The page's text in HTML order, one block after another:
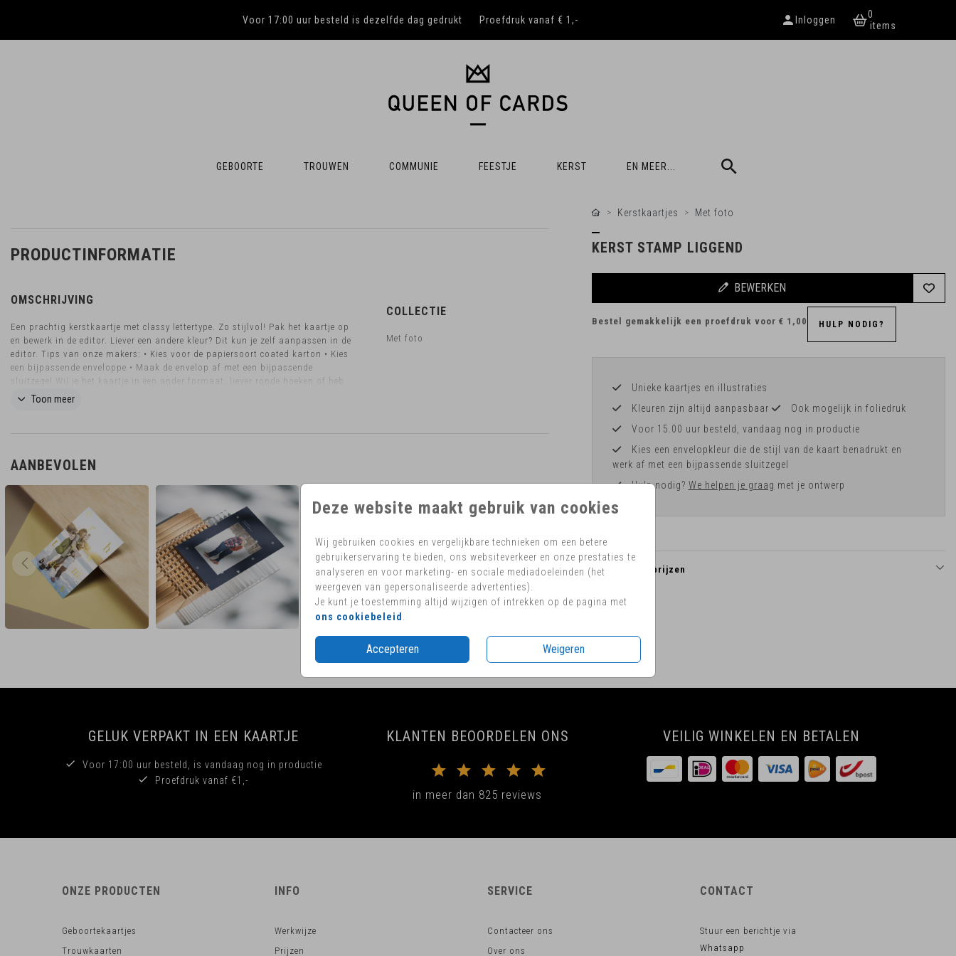
Voor 17:00 uur besteld is dezelfde dag gedrukt Proefdruk vanaf € 1,- Inloggen 0
GEBOORTE TROUWEN COMMUNIE FEESTJE KERST EN MEER...
Deze website maakt gebruik van cookies
Wij gebruiken cookies en vergelijkbare technieken om een betere
gebruikerservaring te bieden, ons websiteverkeer en onze prestaties te
analyseren en voor marketing- en sociale mediadoeleinden (het
weergeven van gepersonaliseerde advertenties).
Je kunt je toestemming altijd wijzigen of intrekken op de pagina met
ons cookiebeleid
Accepteren Weigeren
PRODUCTINFORMATIE
OMSCHRIJVING
Een prachtig kerstkaartje met classy lettertype. Zo stijlvol! Pak het kaartje op
en bewerk in de editor. Liever een andere kleur? Dit kun je zelf aanpassen in de
editor. Tips van onze makers: • Kies voor de papiersoort coated karton • Kies
een bijpassende enveloppe • Maak de envelop af met een bijpassende
sluitzegel Wil je het kaartje in een ander formaat, liever ronde hoeken of heb
je nog vragen? Mail ons eventjes! Dan kijken we graag naar de
Toon meer
COLLECTIE
Met foto
AANBEVOLEN
Kerstkaartjes Met foto
KERST STAMP LIGGEND
BEWERKEN
Bestel gemakkelijk een proefdruk voor € 1,00 HULP NODIG?
Unieke kaartjes en illustraties
Kleuren zijn altijd aanpasbaar
Ook mogelijk in foliedruk
Voor 15.00 uur besteld, vandaag nog in productie
Kies een envelopkleur die de stijl van de kaart benadrukt en
werk af met een bijpassende sluitzegel
Hulp nodig? We helpen je graag met je ontwerp
Formaten en prijzen
GELUK VERPAKT IN EEN KAARTJE
Voor 17:00 uur besteld, is vandaag nog in productie
Proefdruk vanaf €1,-
KLANTEN BEOORDELEN ONS
in meer dan 825 reviews
VEILIG WINKELEN EN BETALEN
ONZE PRODUCTEN
Geboortekaartjes
Trouwkaarten
INFO
Werkwijze
Prijzen
SERVICE
Contacteer ons
Over ons
CONTACT
Stuur een berichtje via
Whatsapp